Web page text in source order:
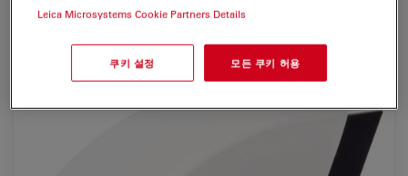
추가로 분석하고 비교과정에서 동일한 셋팅을 할 수 있습니
Leica Microsystems Cookie Partners Details
쿠키 설정 모든 쿠키 허용